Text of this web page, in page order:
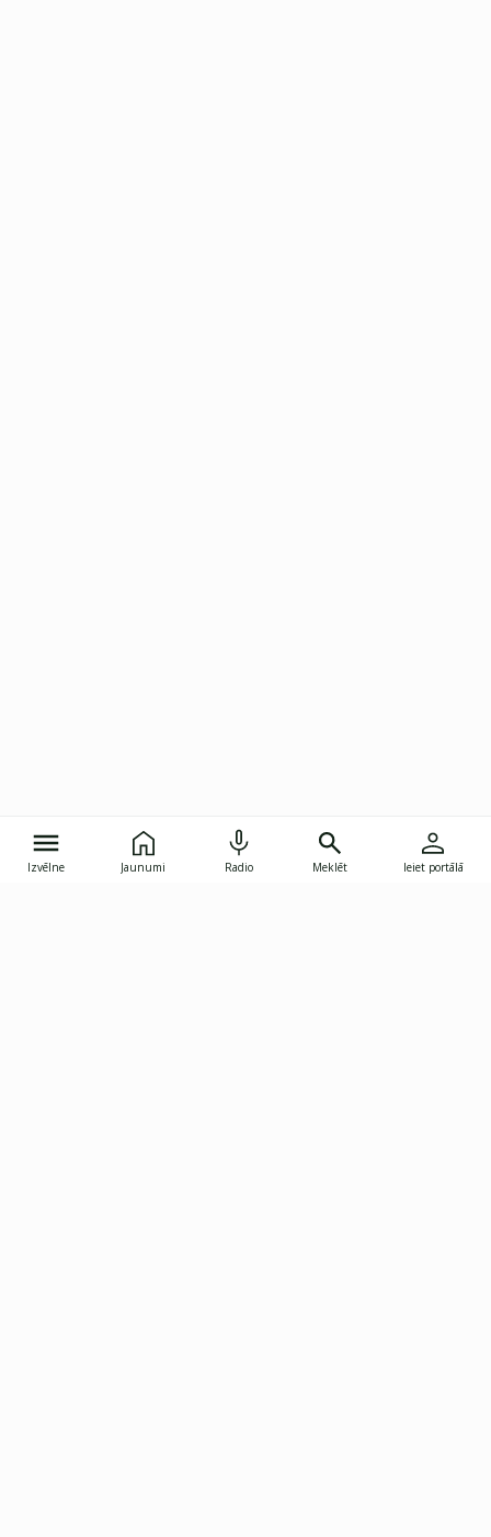
Izvēlne Jaunumi Radio Meklēt Ieiet portālā